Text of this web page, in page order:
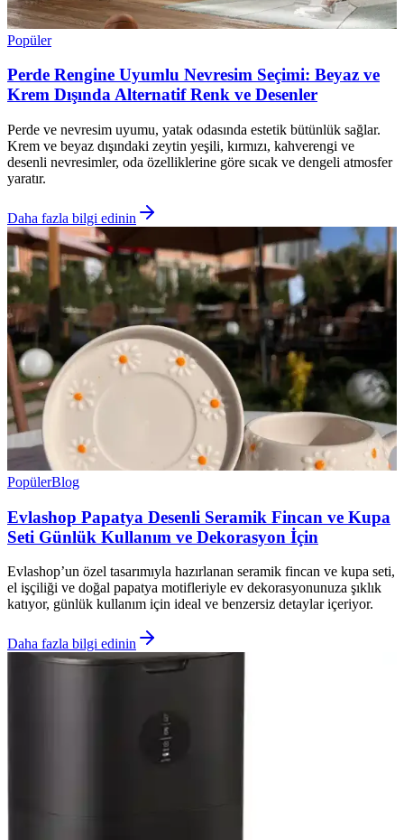
Popüler
Perde Rengine Uyumlu Nevresim Seçimi: Beyaz ve
Krem Dışında Alternatif Renk ve Desenler
Perde ve nevresim uyumu, yatak odasında estetik bütünlük sağlar.
Krem ve beyaz dışındaki zeytin yeşili, kırmızı, kahverengi ve
desenli nevresimler, oda özelliklerine göre sıcak ve dengeli atmosfer
yaratır.
Daha fazla bilgi edinin
PopülerBlog
Evlashop Papatya Desenli Seramik Fincan ve Kupa
Seti Günlük Kullanım ve Dekorasyon İçin
Evlashop’un özel tasarımıyla hazırlanan seramik fincan ve kupa seti,
el işçiliği ve doğal papatya motifleriyle ev dekorasyonunuza şıklık
katıyor, günlük kullanım için ideal ve benzersiz detaylar içeriyor.
Daha fazla bilgi edinin